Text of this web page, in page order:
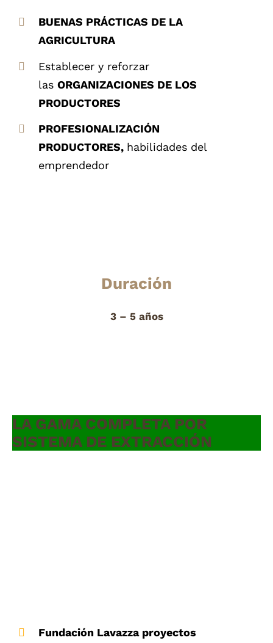
BUENAS PRÁCTICAS DE LA
AGRICULTURA
Establecer y reforzar
lasORGANIZACIONES DE LOS
PRODUCTORES
PROFESIONALIZACIÓN
PRODUCTORES, habilidades del
emprendedor
Duración
3 – 5 años
LA GAMA COMPLETA POR
SISTEMA DE EXTRACCIÓN
Fundación Lavazza proyectos